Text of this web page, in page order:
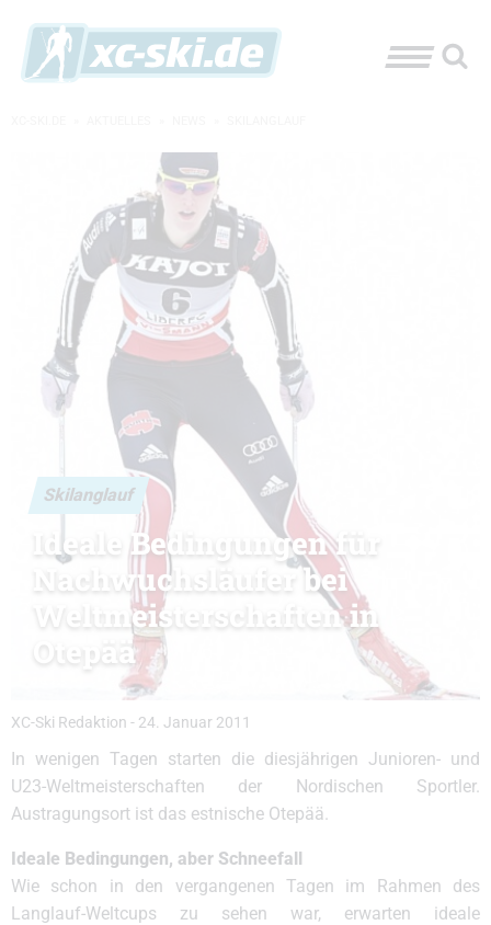
Skilanglauf
Ideale Bedingungen für
Nachwuchsläufer bei
Weltmeisterschaften in
Otepää
XC-Ski Redaktion - 24. Januar 2011
In wenigen Tagen starten die diesjährigen Junioren- und
U23-Weltmeisterschaften der Nordischen Sportler.
Austragungsort ist das estnische Otepää.
Ideale Bedingungen, aber Schneefall
Wie schon in den vergangenen Tagen im Rahmen des
Langlauf-Weltcups zu sehen war, erwarten ideale